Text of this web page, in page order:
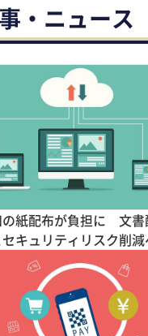
・ニュース
紙配布が負担に 文書
キュリティリスク削減